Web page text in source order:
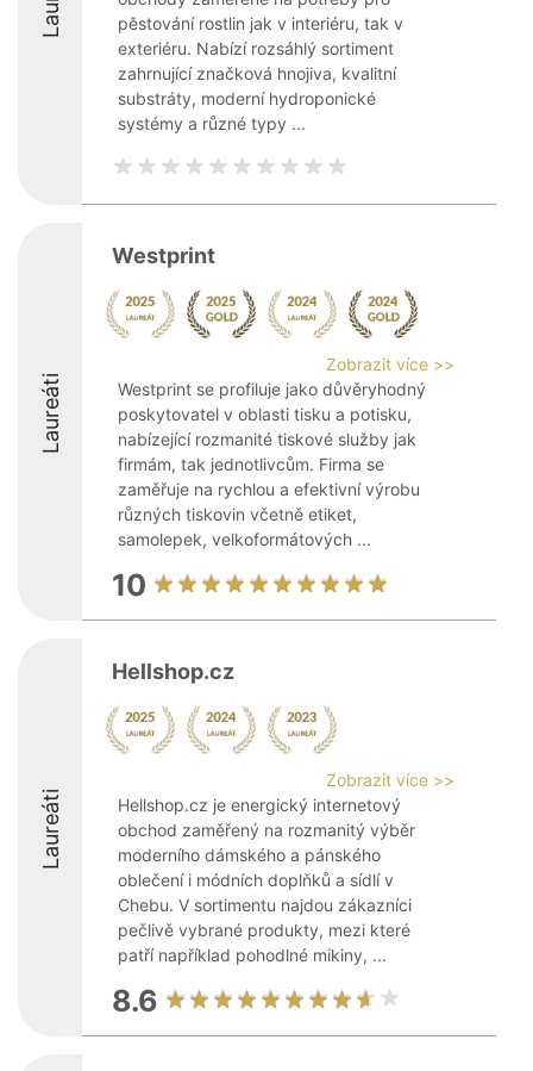
pěstování rostlin jak v interiéru, tak v
exteriéru. Nabízí rozsáhlý sortiment
zahrnující značková hnojiva, kvalitní
substráty, moderní hydroponické
systémy a různé typy ...
Laureáti
Westprint
Zobrazit více >>
Westprint se profiluje jako důvěryhodný
poskytovatel v oblasti tisku a potisku,
nabízející rozmanité tiskové služby jak
firmám, tak jednotlivcům. Firma se
zaměřuje na rychlou a efektivní výrobu
různých tiskovin včetně etiket,
samolepek, velkoformátových ...
10
Laureáti
Hellshop.cz
Zobrazit více >>
Hellshop.cz je energický internetový
obchod zaměřený na rozmanitý výběr
moderního dámského a pánského
oblečení i módních doplňků a sídlí v
Chebu. V sortimentu najdou zákazníci
pečlivě vybrané produkty, mezi které
patří například pohodlné mikiny, ...
8.6